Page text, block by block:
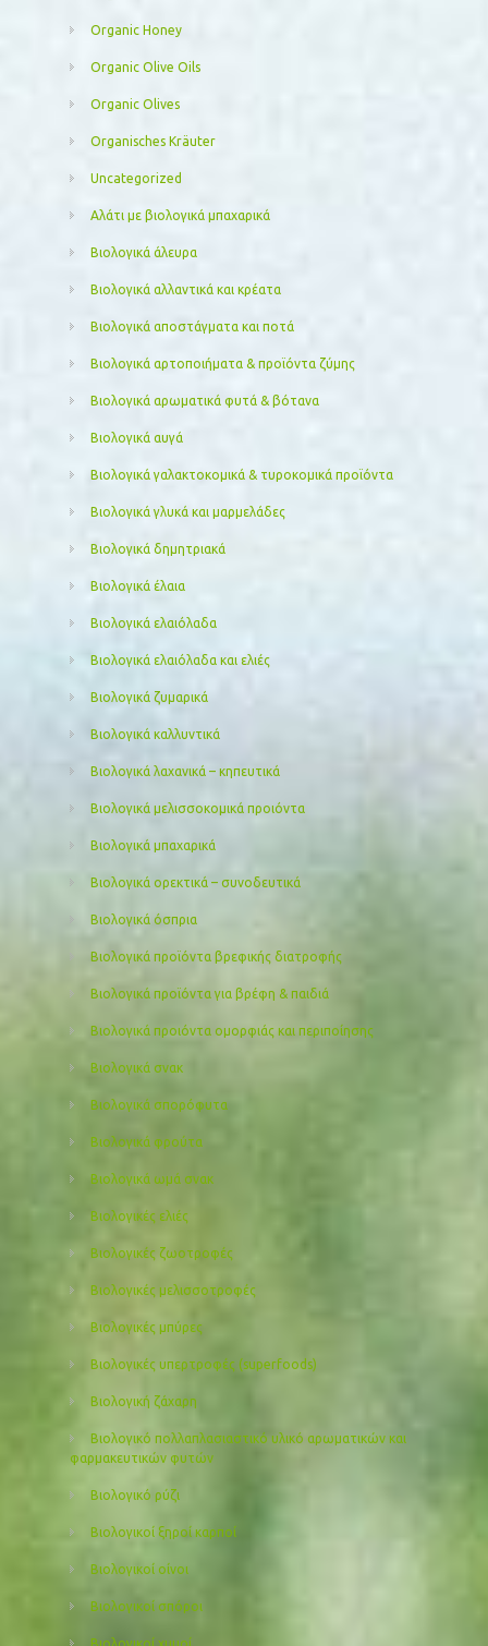
Organic Honey
Organic Olive Oils
Organic Olives
Organisches Kräuter
Uncategorized
Αλάτι με βιολογικά μπαχαρικά
Βιολογικά άλευρα
Βιολογικά αλλαντικά και κρέατα
Βιολογικά αποστάγματα και ποτά
Βιολογικά αρτοποιήματα & προϊόντα ζύμης
Βιολογικά αρωματικά φυτά & βότανα
Βιολογικά αυγά
Βιολογικά γαλακτοκομικά & τυροκομικά προϊόντα
Βιολογικά γλυκά και μαρμελάδες
Βιολογικά δημητριακά
Βιολογικά έλαια
Βιολογικά ελαιόλαδα
Βιολογικά ελαιόλαδα και ελιές
Βιολογικά ζυμαρικά
Βιολογικά καλλυντικά
Βιολογικά λαχανικά – κηπευτικά
Βιολογικά μελισσοκομικά προιόντα
Βιολογικά μπαχαρικά
Βιολογικά ορεκτικά – συνοδευτικά
Βιολογικά όσπρια
Βιολογικά προϊόντα βρεφικής διατροφής
Βιολογικά προϊόντα για βρέφη & παιδιά
Βιολογικά προιόντα ομορφιάς και περιποίησης
Βιολογικά σνακ
Βιολογικά σπορόφυτα
Βιολογικά φρούτα
Βιολογικά ωμά σνακ
Βιολογικές ελιές
Βιολογικές ζωοτροφές
Βιολογικές μελισσοτροφές
Βιολογικές μπύρες
Βιολογικές υπερτροφές (superfoods)
Βιολογική ζάχαρη
Βιολογικό πολλαπλασιαστικό υλικό αρωματικών και
φαρμακευτικών φυτών
Βιολογικό ρύζι
Βιολογικοί ξηροί καρποί
Βιολογικοί οίνοι
Βιολογικοί σπόροι